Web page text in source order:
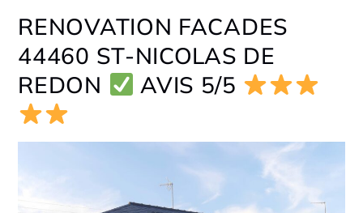
RENOVATION FACADES
44460 ST-NICOLAS DE
REDON
AVIS 5/5